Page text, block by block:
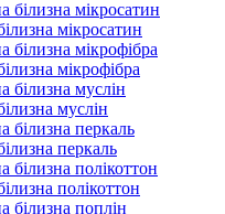
мікросатин
мікрофібра
муслін
перкаль
полікоттон